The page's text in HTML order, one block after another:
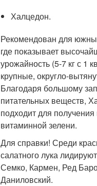
Халцедон.
Рекомендован для
где показывает
урожайность (5-7 кг с 1
крупные, округло-
Благодаря большому
питательных веществ,
подходит для
витаминной зелени.
Для справки! Среди
салатного лука
Семко, Кармен, Ред
Даниловский.